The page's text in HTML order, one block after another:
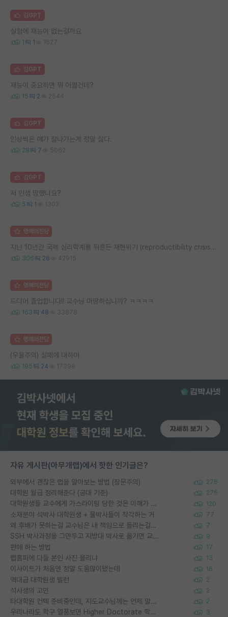
김GPT
실험에 재능이 없는걸까요
1 1 1627
김GPT
재능이 중요하면 뭐 어쩔건데?
15 2 2544
김GPT
인성썩은 얘가 잘나가는게 정말 싫다.
28 7 5062
김GPT
저 인생 망했나요?
5 1 1302
명예의전당
지난 10년간 국제 심리학계를 뒤흔든 재현위기 (reproductibility crisis) 요약 (1편)
306 28 42915
명예의전당
드디어 졸업합니다!! 교수님 마땅하십니까? ㅋㅋㅋㅋ
163 48 33878
명예의전당
(우울주의) 실패에 대하여
195 24 17398
자유 게시판(아무개랩)에서 핫한 인기글은?
외부에서 괜찮은 랩을 알아보는 방법 (장문주의) 276
대학원 월급 정리해준다 (공대 기준) 275
대학원생들 교수에게 가스라이팅 당한 것은 이해가 갑니다. 안타깝네요. 120
소재분야 석박사 대학원생 + 물박사들이 착각하는 거 77
왜 후배가 못하는걸 교수님은 내 책임으로 돌리는걸까요? 7
SSH 박사과정을 그만두고 지방대 박사로 옮기면 교수의 꿈은 끝일까요? 9
편애 하는 방법 17
랩홈피에 다들 본인 사진 올리냐 13
이사이트가 처음엔 정말 도움많이됐는데 16
역대급 대학원생 빌런 2
석사생의 고민 2
타대학원 컨텍 준비중인데, 지도교수님께는 언제 말씀드려야 할까요? 2
우리나라도 학구 열풍보면 Higher Doctorate 학위가 필요하다고 봅니다. 3